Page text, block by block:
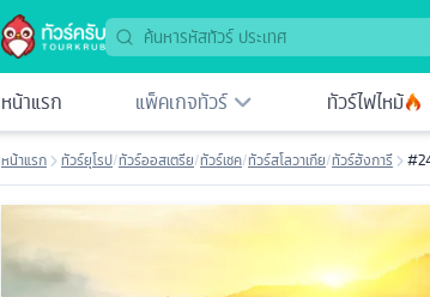
หน้าแรก แพ็คเกจทัวร์ ทัวร์ไฟไหม้
หน้าแรก ทัวร์ยุโรป/ทัวร์ออสเตรีย/ทัวร์เชค/ทัวร์สโลวาเกีย/ทัวร์ฮังการี